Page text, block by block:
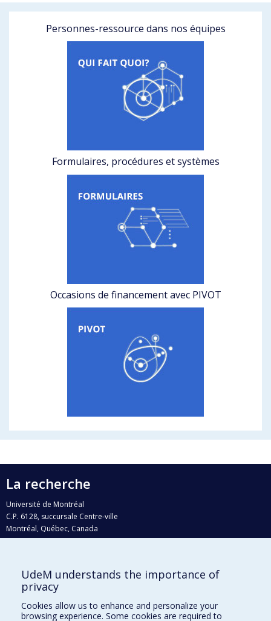
Personnes-ressource dans nos équipes
Formulaires, procédures et systèmes
Occasions de financement avec PIVOT
La recherche
Université de Montréal
C.P. 6128, succursale Centre-ville
Montréal, Québec, Canada
H3C 3J7
Qui fait quoi?
Nous trouver
UdeM understands the importance of
privacy
Cookies allow us to enhance and personalize your
browsing experience. Some cookies are required to